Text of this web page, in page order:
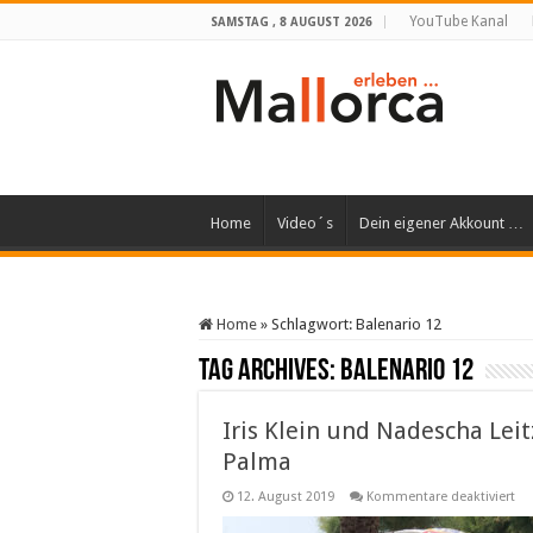
SAMSTAG , 8 AUGUST 2026 YouTube Kanal
Home Video´s Dein eigener Akkount …
Home » Schlagwort: Balenario 12
Tag Archives: Balenario 12
Iris Klein und Nadescha
Palma
12. August 2019 Kommentare deaktiviertfür